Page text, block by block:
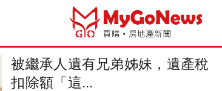
被繼承人遺有兄弟姊妹，遺產稅
扣除額「這...